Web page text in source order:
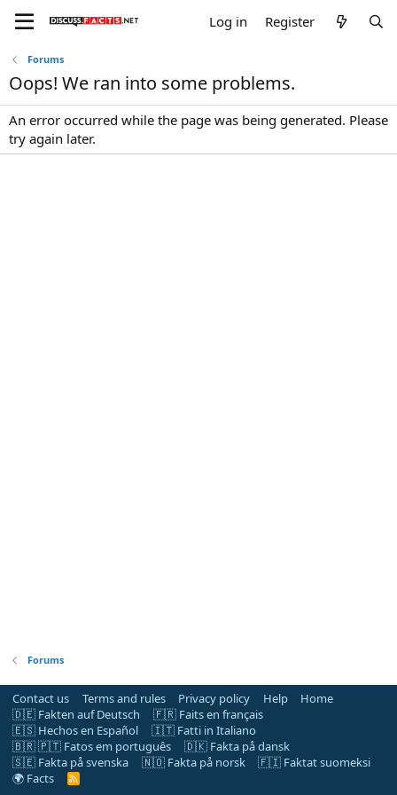
Log in Register
Forums
Oops! We ran into some problems.
An error occurred while the page was being generated. Please
try again later.
Forums
Contact us Terms and rules Privacy policy Help
Home
🇩🇪 Fakten auf Deutsch
🇫🇷 Faits en français
🇪🇸 Hechos en Español
🇮🇹 Fatti in Italiano
🇧🇷 🇵🇹 Fatos em português
🇩🇰 Fakta på dansk
🇸🇪 Fakta på svenska
🇳🇴 Fakta på norsk
🇫🇮 Faktat suomeksi
🌍 Facts
R